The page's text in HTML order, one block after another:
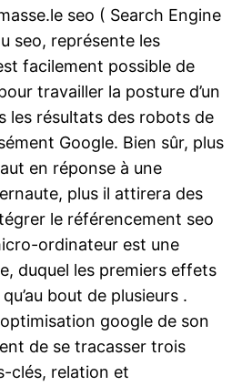
seo ( Search Engine
seo, représente les
facilement possible de
travailler la posture d’un
les résultats des robots de
Google. Bien sûr, plus
en réponse à une
plus il attirera des
le référencement seo
ordinateur est une
duquel les premiers effets
bout de plusieurs .
google de son
de se tracasser trois
clés, relation et